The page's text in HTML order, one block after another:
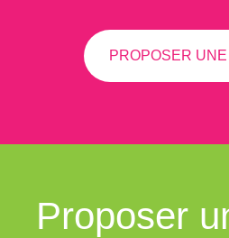
PROPOSER
Proposer